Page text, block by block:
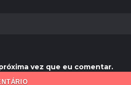
vez que eu comentar.